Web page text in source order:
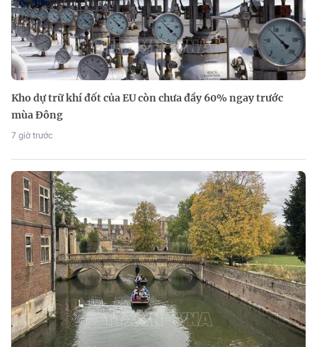
Kho dự trữ khí đốt của EU còn chưa đầy 60% ngay trước
mùa Đông
7 giờ trước